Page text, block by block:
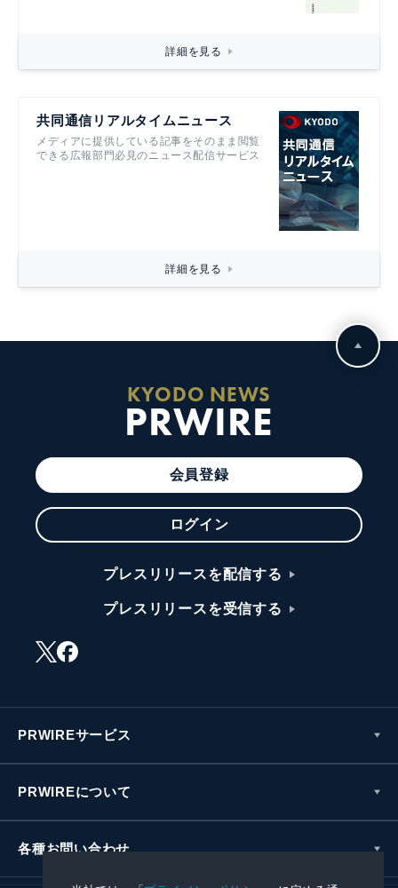
詳細を見る
共同通信リアルタイムニュース
メディアに提供している記事をそのまま閲覧
できる広報部門必見のニュース配信サービス
詳細を見る
KYODO NEWS
PRWIRE
会員登録
ログイン
プレスリリースを配信する
プレスリリースを受信する
PRWIREサービス
PRWIREについて
各種お問い合わせ